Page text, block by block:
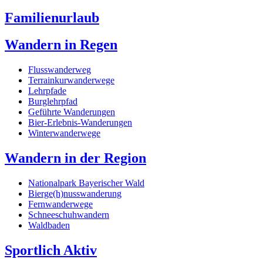
Familienurlaub
Wandern in Regen
Flusswanderweg
Terrainkurwanderwege
Lehrpfade
Burglehrpfad
Geführte Wanderungen
Bier-Erlebnis-Wanderungen
Winterwanderwege
Wandern in der Region
Nationalpark Bayerischer Wald
Bierge(h)nusswanderung
Fernwanderwege
Schneeschuhwandern
Waldbaden
Sportlich Aktiv